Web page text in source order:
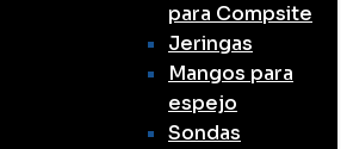
para Compsite
Jeringas
Mangos para
espejo
Sondas